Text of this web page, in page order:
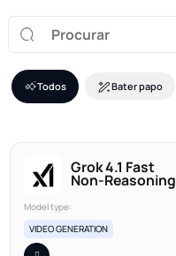
Todos Bater papo
Grok 4.1 Fast
Non-Reasoning
Model type:
VIDEO GENERATION